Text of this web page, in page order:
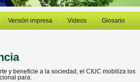
Versión impresa Videos Glosario
y beneficie a la sociedad, el CIUC mobiliza los
para: